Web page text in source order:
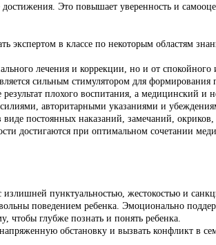
Это повышает уверенность и
экспертом в классе по некоторым областям
лечения и коррекции, но и от спокойного
сильным стимулятором для формирования
плохого воспитания, а медицинский
авторитарными указаниями и
постоянных наказаний, замечаний,
достигаются при оптимальном сочетании
пунктуальностью, жестокостью и
поведением ребенка. Эмоционально
чтобы глубже познать и понять ребенка.
обстановку и вызвать конфликт в